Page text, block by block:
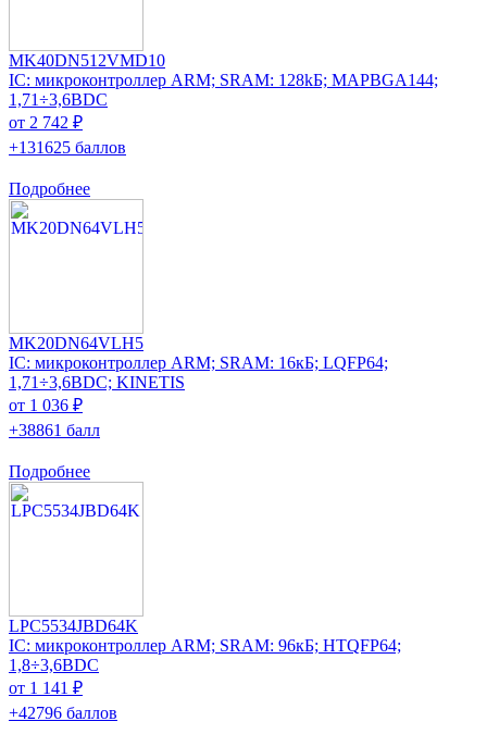
MK40DN512VMD10
IC: микроконтроллер ARM; SRAM: 128kБ; MAPBGA144;
1,71÷3,6ВDC
от 2 742 ₽
+131625 баллов
Подробнее
MK20DN64VLH5
IC: микроконтроллер ARM; SRAM: 16кБ; LQFP64;
1,71÷3,6ВDC; KINETIS
от 1 036 ₽
+38861 балл
Подробнее
LPC5534JBD64K
IC: микроконтроллер ARM; SRAM: 96кБ; HTQFP64;
1,8÷3,6ВDC
от 1 141 ₽
+42796 баллов